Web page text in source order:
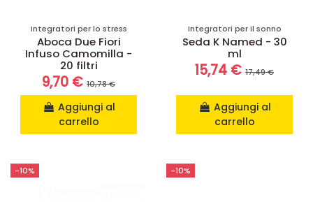
Integratori per lo stress
Aboca Due Fiori
Infuso Camomilla -
20 filtri
9,70 € 10,78 €
Aggiungi al
carrello
Integratori per il sonno
Seda K Named - 30
ml
15,74 € 17,49 €
Aggiungi al
carrello
-10% -10%